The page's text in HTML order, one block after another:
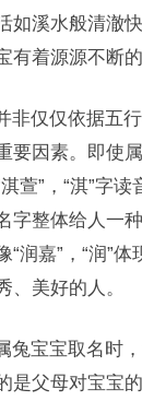
如溪水般清澈
有着源源不断
非仅仅依据五
要因素。即使
萱”，“淇”字
字整体给人一
“润嘉”，“润”
、美好的人。
兔宝宝取名时
是父母对宝宝